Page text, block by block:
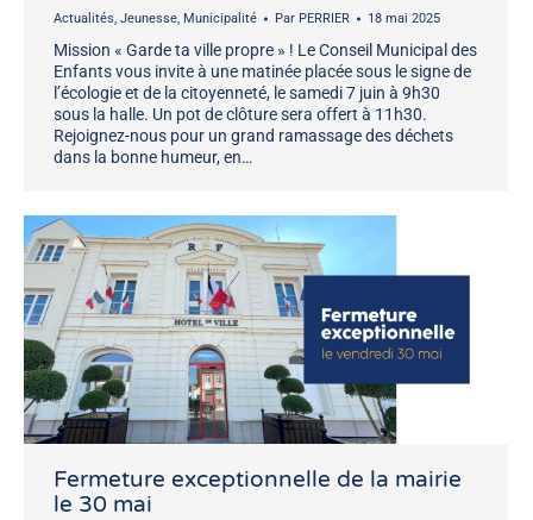
Actualités, Jeunesse, Municipalité Par PERRIER 18 mai 2025
Mission « Garde ta ville propre » ! Le Conseil Municipal des
Enfants vous invite à une matinée placée sous le signe de
l’écologie et de la citoyenneté, le samedi 7 juin à 9h30
sous la halle. Un pot de clôture sera offert à 11h30.
Rejoignez-nous pour un grand ramassage des déchets
dans la bonne humeur, en…
Fermeture exceptionnelle de la mairie
le 30 mai